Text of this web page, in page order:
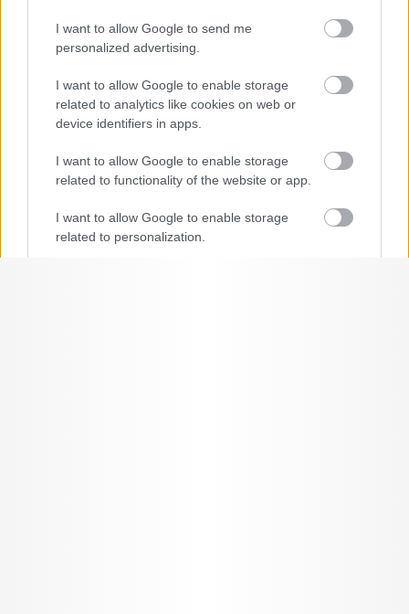
I want to allow Google to send me
personalized advertising.
I want to allow Google to enable storage
related to analytics like cookies on web or
device identifiers in apps.
I want to allow Google to enable storage
related to functionality of the website or app.
I want to allow Google to enable storage
related to personalization.